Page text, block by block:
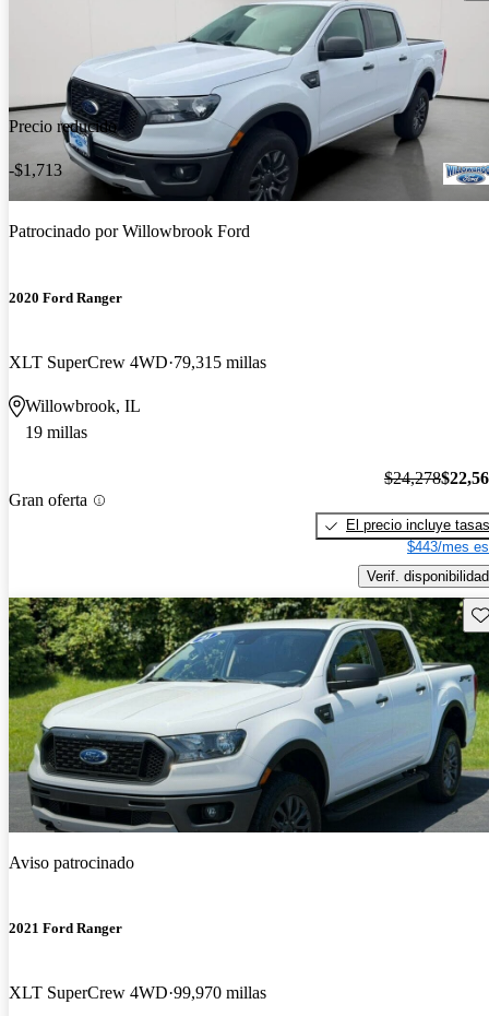
Precio reducido
-$1,713
Patrocinado porWillowbrook Ford
2020 Ford Ranger
XLT SuperCrew 4WD 79,315 millas
Willowbrook, IL
19 millas
Gran oferta
$24,278
El precio incluye tasas
$443/mes
Verif. disponibilidad
Aviso patrocinado
2021 Ford Ranger
XLT SuperCrew 4WD 99,970 millas